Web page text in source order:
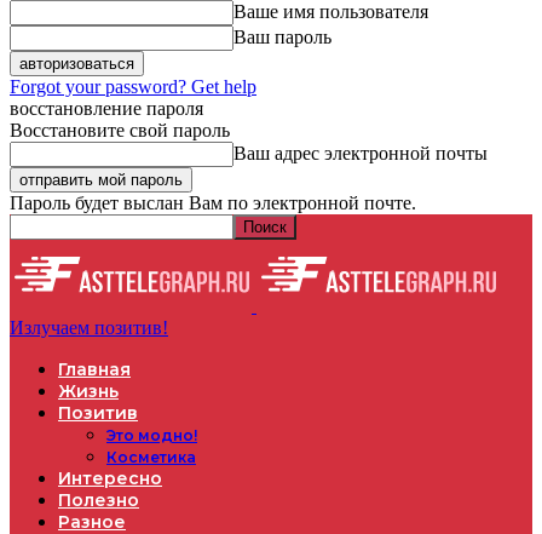
Ваше имя пользователя
Ваш пароль
Forgot your password? Get help
восстановление пароля
Восстановите свой пароль
Ваш адрес электронной почты
Пароль будет выслан Вам по электронной почте.
Излучаем позитив!
Главная
Жизнь
Позитив
Это модно!
Косметика
Интересно
Полезно
Разное